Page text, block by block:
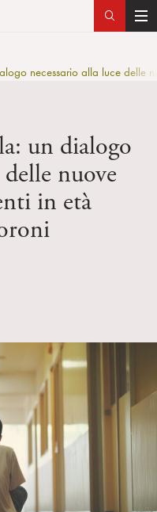
T
g
necessario alla luce delle
un dialogo
nuove
in età